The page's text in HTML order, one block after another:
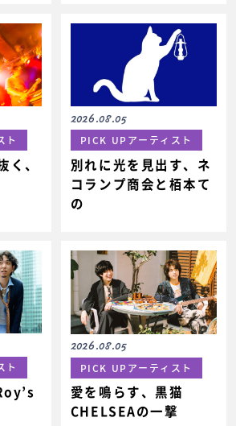
ト
く、
2026.08.05
PICK UPアーティスト
別れに光を見出す、ネ
コランプ商会と栢本て
の
ト
2026.08.05
PICK UPアーティスト
愛を鳴らす、黒猫
CHELSEAの一撃